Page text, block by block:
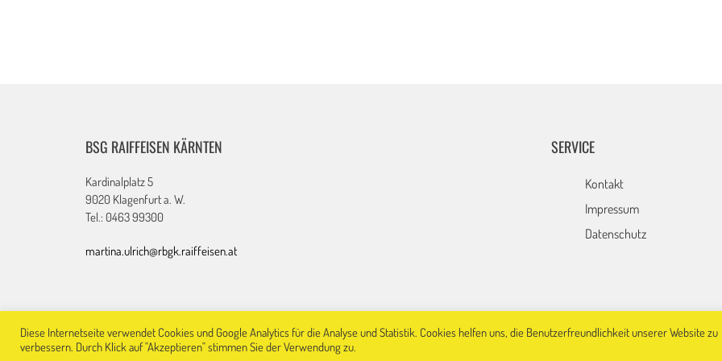
BSG RAIFFEISEN KÄRNTEN
Kardinalplatz 5
9020 Klagenfurt a. W.
Tel.: 0463 99300
martina.ulrich@rbgk.raiffeisen.at
SERVICE
Kontakt
Impressum
Datenschutz
© 2026 BSG Raiffeisen - Kärnten Powered byWordPress| Theme:
Diese Internetseite verwendet Cookies und Google Analytics für die Analyse und Statistik. Cookies helfen uns, die Benutzerfreundlichkeit unserer Website zu
verbessern. Durch Klick auf "Akzeptieren" stimmen Sie der Verwendung zu.